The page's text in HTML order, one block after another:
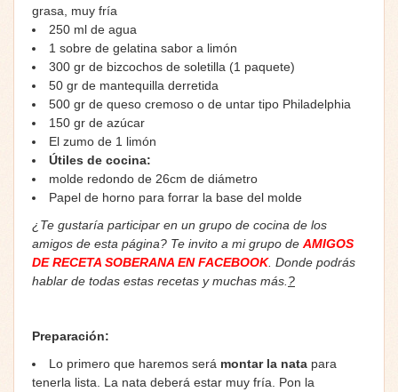
grasa, muy fría
250 ml de agua
1 sobre de gelatina sabor a limón
300 gr de bizcochos de soletilla (1 paquete)
50 gr de mantequilla derretida
500 gr de queso cremoso o de untar tipo Philadelphia
150 gr de azúcar
El zumo de 1 limón
Útiles de cocina:
molde redondo de 26cm de diámetro
Papel de horno para forrar la base del molde
¿Te gustaría participar en un grupo de cocina de los
amigos de esta página? Te invito a mi grupo de AMIGOS
DE RECETA SOBERANA EN FACEBOOK. Donde podrás
hablar de todas estas recetas y muchas más. ?
Preparación:
Lo primero que haremos será montar la nata para
tenerla lista. La nata deberá estar muy fría. Pon la